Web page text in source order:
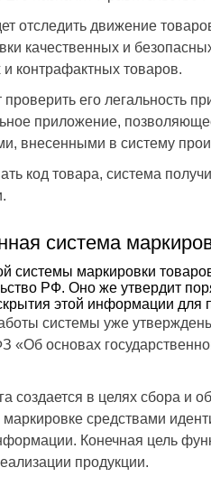
движение
качественных и
контрафактных товаров.
его легальность
приложение,
внесенными в систему
код товара, система
система
системы маркировки
РФ. Оно же утвердит
этой информации для
системы уже утверждены
основах
создается в целях сбора и
средствами
Конечная цель
продукции.